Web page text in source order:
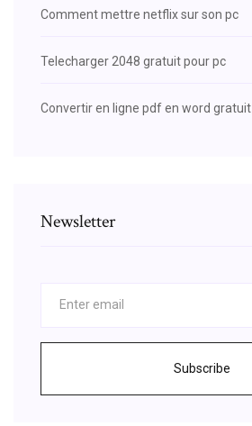
Comment mettre netflix sur son pc
Telecharger 2048 gratuit pour pc
Convertir en ligne pdf en word gratuit
Newsletter
Subscribe